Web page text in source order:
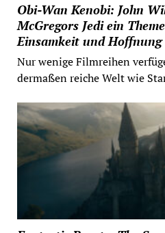
Obi-Wan Kenobi: John
McGregors Jedi ein
Einsamkeit und Hoffnung
Nur wenige Filmreihen
dermaßen reiche Welt wie